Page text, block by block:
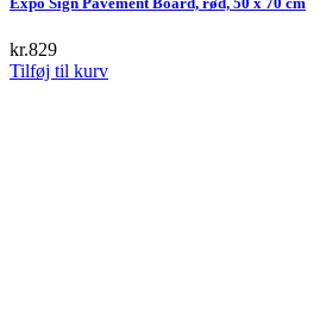
on
kr.829
Tilføj til kurv